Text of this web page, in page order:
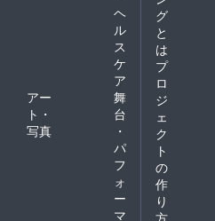
ヘ
ル
ス
ケ
ア
アー
ト・
写真
舞
台
・
パ
フ
ォ
ー
マ
グ
と
は
プ
ロ
ジ
ェ
ク
ト
の
作
り
方